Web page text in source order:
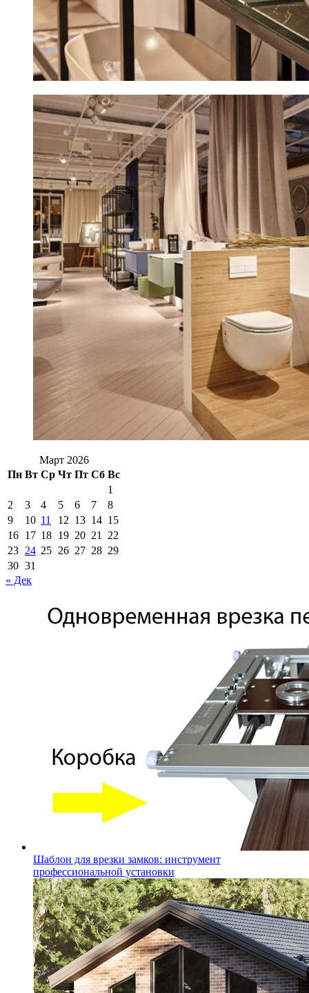
Март 2026
Пн Вт Ср Чт Пт Сб Вс
1
2
3 4 5 6 7
8
9
10 11 12 13 14 15
16 17 18 19 20 21
22
23 24 25 26 27 28 29
30 31
« Дек
Шаблон для врезки замков: инструмент
профессиональной установки